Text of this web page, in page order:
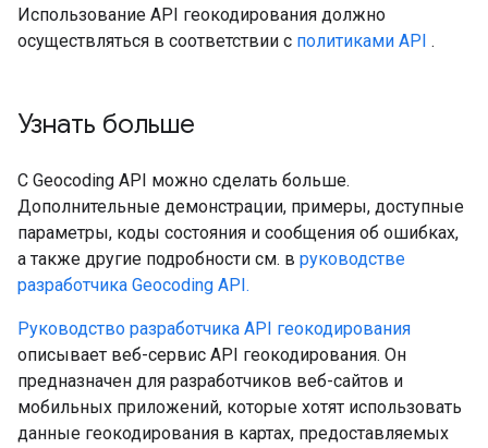
Использование API геокодирования должно
осуществляться в соответствии с политиками API .
Узнать больше
С Geocoding API можно сделать больше.
Дополнительные демонстрации, примеры, доступные
параметры, коды состояния и сообщения об ошибках,
а также другие подробности см. в руководстве
разработчика Geocoding API.
Руководство разработчика API геокодирования
описывает веб-сервис API геокодирования. Он
предназначен для разработчиков веб-сайтов и
мобильных приложений, которые хотят использовать
данные геокодирования в картах, предоставляемых